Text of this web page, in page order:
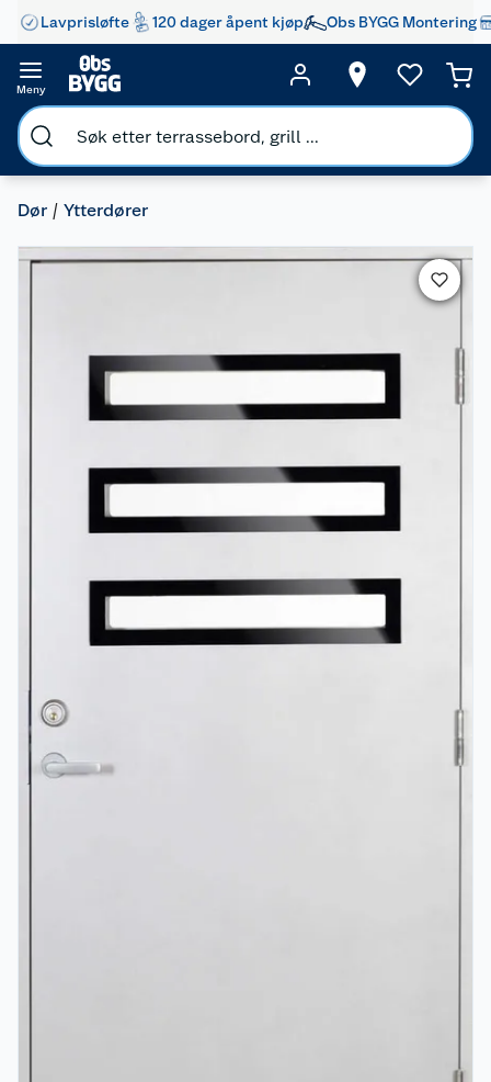
Lavprisløfte 120 dager åpent kjøp Obs BYGG Montering
Meny
Dør Ytterdører